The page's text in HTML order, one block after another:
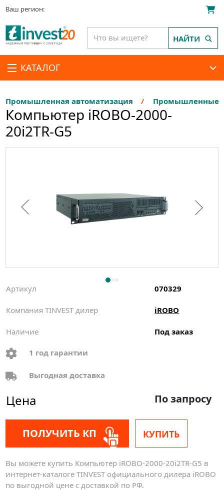
Ваш регион:
КАТАЛОГ
НАЙТИ
Промышленная автоматизация Промышленные
Компьютер iROBO-2000-
20i2TR-G5
Артикул 070329
Компания TINVEST дилер iROBO
Наличие Под заказ
1 год гарантии
Выгодная доставка
Цена По запросу
ПОЛУЧИТЬ КП КУПИТЬ
Вы можете купить Компьютер iROBO-2000-20i2TR-G5 в
интернет-каталоге TINVEST официального дилера iROBO
по выгодной цене с доставкой по РФ.